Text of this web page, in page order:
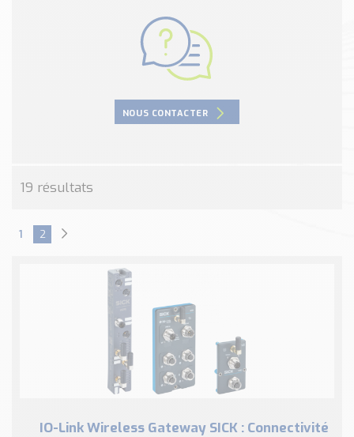
Devis, Tarifs, Renseignements techniques
NOUS CONTACTER
19 résultats
1 2
IO-Link Wireless Gateway SICK : Connectivité